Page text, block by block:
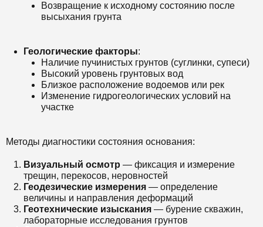
Возвращение к исходному состоянию после
высыхания грунта
Геологические факторы:
Наличие пучинистых грунтов (суглинки, супеси)
Высокий уровень грунтовых вод
Близкое расположение водоемов или рек
Изменение гидрогеологических условий на
участке
Методы диагностики состояния основания:
Визуальный осмотр — фиксация и измерение
трещин, перекосов, неровностей
Геодезические измерения — определение
величины и направления деформаций
Геотехнические изыскания — бурение скважин,
лабораторные исследования грунтов